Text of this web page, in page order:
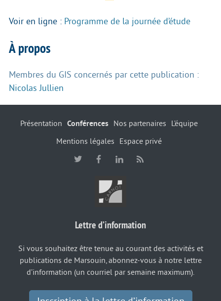
Voir en ligne : Programme de la journée d’étude
À propos
Membres du GIS concernés par cette publication :
Nicolas Jullien
Présentation Conférences Nos partenaires
L’équipe
Mentions légales
Espace privé
Lettre d’information
Si vous souhaitez être tenue au courant des activités et
publications de Marsouin, abonnez-vous à notre lettre
d’information (un courriel par semaine maximum).